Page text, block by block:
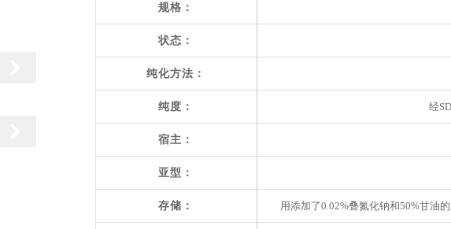
规格：
状态：
纯化方法：
纯度： 经
宿主：
亚型：
存储： 用添加了0.02%叠氮化钠和50%甘油